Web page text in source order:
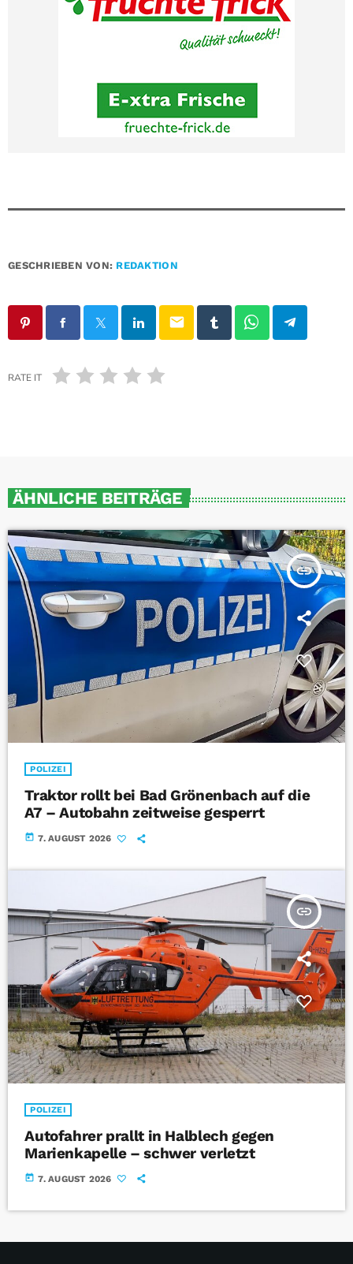
GESCHRIEBEN VON: REDAKTION
email
RATE IT
ÄHNLICHE BEITRÄGE
insert_link
POLIZEI
Traktor rollt bei Bad Grönenbach auf die
A7 – Autobahn zeitweise gesperrt
today 7. AUGUST 2026
insert_link
POLIZEI
Autofahrer prallt in Halblech gegen
Marienkapelle – schwer verletzt
today 7. AUGUST 2026